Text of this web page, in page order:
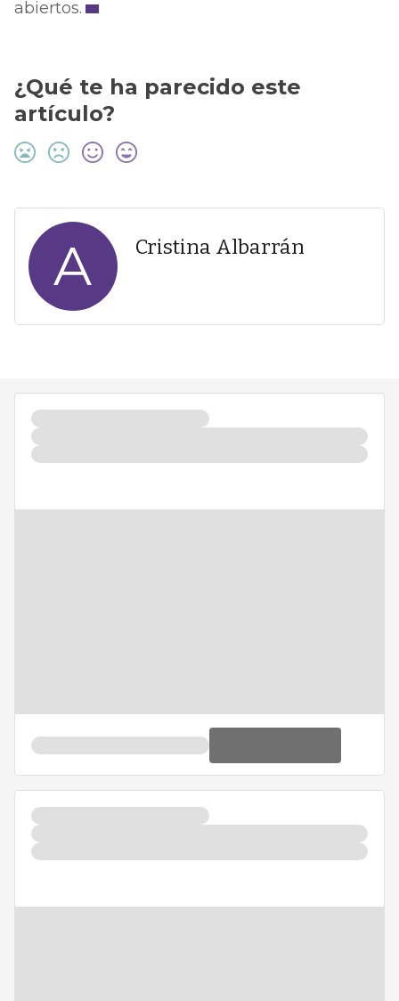
abiertos.
¿Qué te ha parecido este
artículo?
A Cristina Albarrán